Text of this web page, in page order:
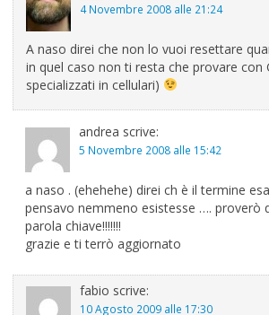
4 Novembre 2008 alle 21:24
A naso direi che non lo vuoi resettare
in quel caso non ti resta che provare con
specializzati in cellulari)
andrea scrive:
5 Novembre 2008 alle 15:42
a naso . (ehehehe) direi ch è il termine
pensavo nemmeno esistesse …. proverò
parola chiave!!!!!!!
grazie e ti terrò aggiornato
fabio scrive:
10 Agosto 2009 alle 17:30